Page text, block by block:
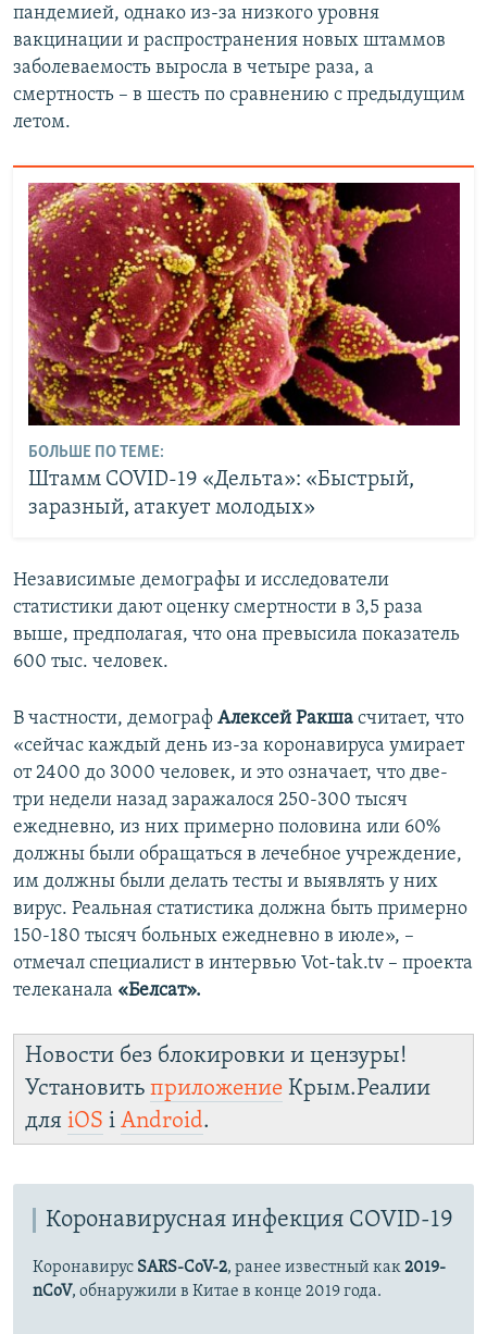
пандемией, однако из-за низкого уровня
вакцинации и распространения новых штаммов
заболеваемость выросла в четыре раза, а
смертность – в шесть по сравнению с предыдущим
летом.
БОЛЬШЕ ПО ТЕМЕ:
Штамм COVID-19 «Дельта»: «Быстрый,
заразный, атакует молодых»
Независимые демографы и исследователи
статистики дают оценку смертности в 3,5 раза
выше, предполагая, что она превысила показатель
600 тыс. человек.
В частности, демограф Алексей Ракша считает, что
«сейчас каждый день из-за коронавируса умирает
от 2400 до 3000 человек, и это означает, что две-
три недели назад заражалося 250-300 тысяч
ежедневно, из них примерно половина или 60%
должны были обращаться в лечебное учреждение,
им должны были делать тесты и выявлять у них
вирус. Реальная статистика должна быть примерно
150-180 тысяч больных ежедневно в июле», –
отмечал специалист в интервью Vot-tak.tv – проекта
телеканала «Белсат».
Новости без блокировки и цензуры!
Установить приложение Крым.Реалии
для iOS і Android.
Коронавирусная инфекция COVID-19
Коронавирус SARS-CoV-2, ранее известный как2019-
nCoV, обнаружили в Китае в конце 2019 года.